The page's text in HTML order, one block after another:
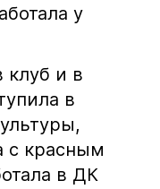
у
клуб и в
в
с красным
в ДК